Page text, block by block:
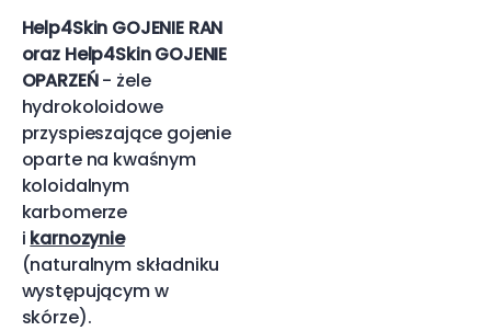
Help4Skin GOJENIE RAN
oraz Help4Skin GOJENIE
OPARZEŃ- żele
hydrokoloidowe
przyspieszające gojenie
oparte na kwaśnym
koloidalnym
karbomerze
i karnozynie
(naturalnym składniku
występującym w
skórze).